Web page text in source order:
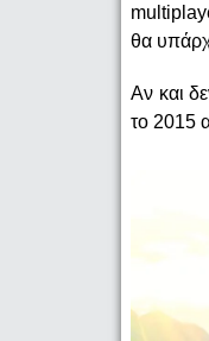
θα
Αν και
το 2015